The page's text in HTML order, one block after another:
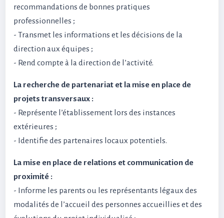
recommandations de bonnes pratiques
professionnelles ;
- Transmet les informations et les décisions de la
direction aux équipes ;
- Rend compte à la direction de l’activité.
La recherche de partenariat et la mise en place de
projets transversaux :
- Représente l’établissement lors des instances
extérieures ;
- Identifie des partenaires locaux potentiels.
La mise en place de relations et communication de
proximité :
- Informe les parents ou les représentants légaux des
modalités de l’accueil des personnes accueillies et des